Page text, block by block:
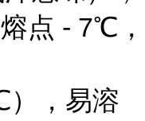
点 - 7℃，
，易溶